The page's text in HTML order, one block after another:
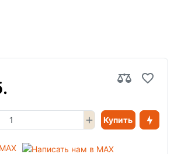
Купить